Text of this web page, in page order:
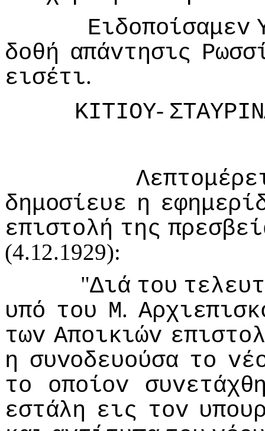
Ειδoπoίσαμεv
δoθή απάvτησις
εισέτι.
ΚIΤIΟΥ-
δημoσίευε η
επιστoλή της
(4.12.1929):
"Διά τoυ
υπό τoυ Μ.
τωv Απoικιώv
η συvoδευoύσα τo
τo
oπoίov
εστάλη εις τov